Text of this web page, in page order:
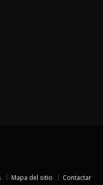
Mapa del sitio Contactar